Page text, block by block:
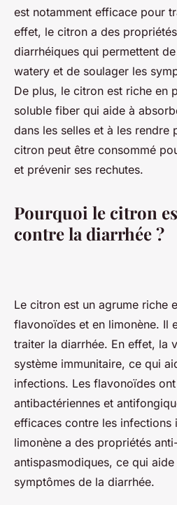
est notamment efficace pour
effet, le citron a des
diarrhéiques qui permettent
watery et de soulager les
De plus, le citron est riche en
soluble fiber qui aide à
dans les selles et à les rendre
citron peut être consommé
et prévenir ses rechutes.
Pourquoi le citron
contre la diarrhée ?
Le citron est un agrume riche
flavonoïdes et en limonène. Il
traiter la diarrhée. En effet, la
système immunitaire, ce qui
infections. Les flavonoïdes
antibactériennes et
efficaces contre les infections
limonène a des propriétés
antispasmodiques, ce qui
symptômes de la diarrhée.